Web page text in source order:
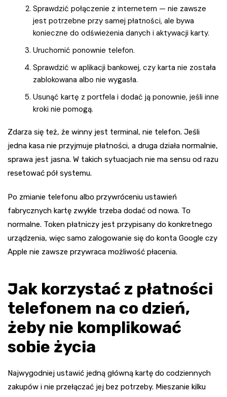
Sprawdzić połączenie z internetem — nie zawsze
jest potrzebne przy samej płatności, ale bywa
konieczne do odświeżenia danych i aktywacji karty.
Uruchomić ponownie telefon.
Sprawdzić w aplikacji bankowej, czy karta nie została
zablokowana albo nie wygasła.
Usunąć kartę z portfela i dodać ją ponownie, jeśli inne
kroki nie pomogą.
Zdarza się też, że winny jest terminal, nie telefon. Jeśli
jedna kasa nie przyjmuje płatności, a druga działa normalnie,
sprawa jest jasna. W takich sytuacjach nie ma sensu od razu
resetować pół systemu.
Po zmianie telefonu albo przywróceniu ustawień
fabrycznych kartę zwykle trzeba dodać od nowa. To
normalne. Token płatniczy jest przypisany do konkretnego
urządzenia, więc samo zalogowanie się do konta Google czy
Apple nie zawsze przywraca możliwość płacenia.
Jak korzystać z płatności
telefonem na co dzień,
żeby nie komplikować
sobie życia
Najwygodniej ustawić jedną główną kartę do codziennych
zakupów i nie przełączać jej bez potrzeby. Mieszanie kilku